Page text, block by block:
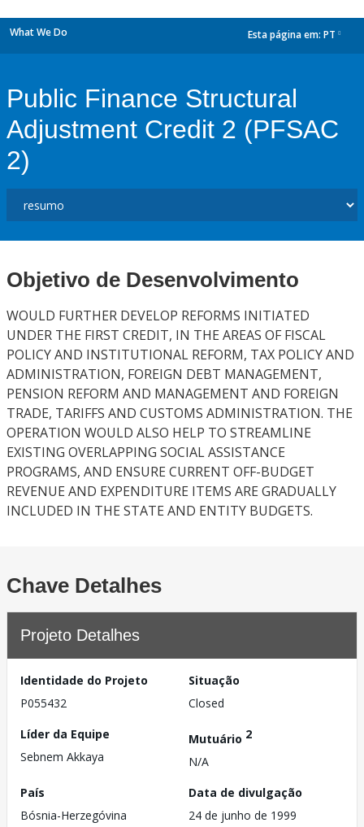
What We Do Esta página em: PT
Public Finance Structural
Adjustment Credit 2 (PFSAC
2)
Objetivo de Desenvolvimento
WOULD FURTHER DEVELOP REFORMS INITIATED
UNDER THE FIRST CREDIT, IN THE AREAS OF FISCAL
POLICY AND INSTITUTIONAL REFORM, TAX POLICY AND
ADMINISTRATION, FOREIGN DEBT MANAGEMENT,
PENSION REFORM AND MANAGEMENT AND FOREIGN
TRADE, TARIFFS AND CUSTOMS ADMINISTRATION. THE
OPERATION WOULD ALSO HELP TO STREAMLINE
EXISTING OVERLAPPING SOCIAL ASSISTANCE
PROGRAMS, AND ENSURE CURRENT OFF-BUDGET
REVENUE AND EXPENDITURE ITEMS ARE GRADUALLY
INCLUDED IN THE STATE AND ENTITY BUDGETS.
Chave Detalhes
Projeto Detalhes
Identidade do Projeto
P055432
Situação
Closed
Líder da Equipe
Sebnem Akkaya
Mutuário 2
N/A
País
Bósnia-Herzegóvina
Data de divulgação
24 de junho de 1999